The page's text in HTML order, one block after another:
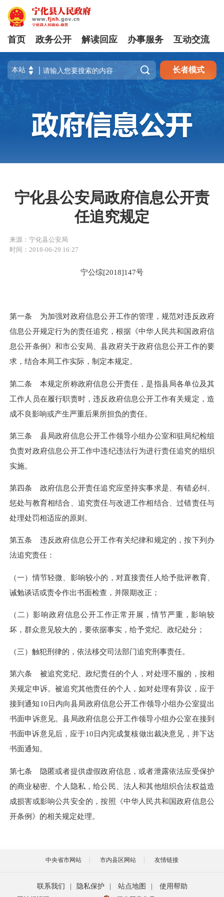
首页 政务公开 解读回应 办事服务 互动交流
 长者模式
宁化县公安局政府信息公开责
任追究规定
来源：宁化县公安局
时间：2018-06-29 16:27
宁公综[2018]147号
第一条 为加强对政府信息公开工作的管理，规范对违反政府
信息公开规定行为的责任追究，根据《中华人民共和国政府信
息公开条例》和市公安局、县政府关于政府信息公开工作的要
求，结合本局工作实际，制定本规定。
第二条 本规定所称政府信息公开责任，是指县局各单位及其
工作人员在履行职责时，违反政府信息公开工作有关规定，造
成不良影响或产生严重后果所担负的责任。
第三条 县局政府信息公开工作领导小组办公室和驻局纪检组
负责对政府信息公开工作中违纪违法行为进行责任追究的组织
实施。
第四条 政府信息公开责任追究应坚持实事求是、有错必纠、
惩处与教育相结合、追究责任与改进工作相结合、过错责任与
处理处罚相适应的原则。
第五条 违反政府信息公开工作有关纪律和规定的，按下列办
法追究责任：
（一）情节轻微、影响较小的，对直接责任人给予批评教育、
诫勉谈话或责令作出书面检查，并限期改正；
（二）影响政府信息公开工作正常开展，情节严重，影响较
坏，群众意见较大的，要依据事实，给予党纪、政纪处分；
（三）触犯刑律的，依法移交司法部门追究刑事责任。
第六条 被追究党纪、政纪责任的个人，对处理不服的，按相
关规定申诉。被追究其他责任的个人，如对处理有异议，应于
接到通知10日内向县局政府信息公开工作领导小组办公室提出
书面申诉意见。县局政府信息公开工作领导小组办公室在接到
书面申诉意见后，应于10日内完成复核做出裁决意见，并下达
书面通知。
第七条 隐匿或者提供虚假政府信息，或者泄露依法应受保护
的商业秘密、个人隐私，给公民、法人和其他组织合法权益造
成损害或影响公共安全的，按照《中华人民共和国政府信息公
开条例》的相关规定处理。
中央省市网站 市内县区网站 友情链接
联系我们 隐私保护 站点地图
使用帮助